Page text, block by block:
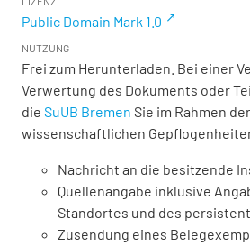
Public Domain Mark 1.0
NUTZUNG
Frei zum Herunterladen. Bei einer
Verwertung des Dokuments oder
die SuUB Bremen Sie im Rahmen
wissenschaftlichen
Nachricht an die besitzende
Quellenangabe inklusive
Standortes und des
Zusendung eines